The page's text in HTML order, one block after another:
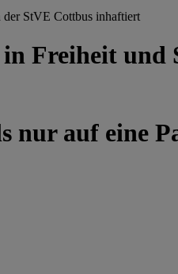
StVE Cottbus inhaftiert
Freiheit und
nur auf eine